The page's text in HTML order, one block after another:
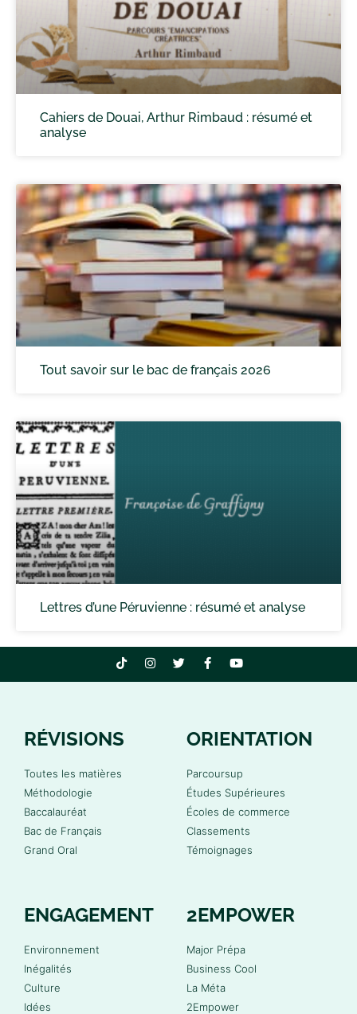
Cahiers de Douai, Arthur Rimbaud : résumé et
analyse
Tout savoir sur le bac de français 2026
Lettres d’une Péruvienne : résumé et analyse
RÉVISIONS
Toutes les matières
Méthodologie
Baccalauréat
Bac de Français
Grand Oral
ORIENTATION
Parcoursup
Études Supérieures
Écoles de commerce
Classements
Témoignages
ENGAGEMENT
Environnement
Inégalités
Culture
Idées
2EMPOWER
Major Prépa
Business Cool
La Méta
2Empower